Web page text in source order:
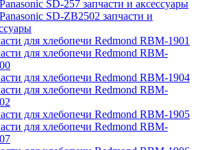
SD-257 запчасти и аксессуары
SD-ZB2502 запчасти и
для хлебопечи Redmond RBM-1901
для хлебопечи Redmond RBM-
для хлебопечи Redmond RBM-1904
для хлебопечи Redmond RBM-
для хлебопечи Redmond RBM-1905
для хлебопечи Redmond RBM-